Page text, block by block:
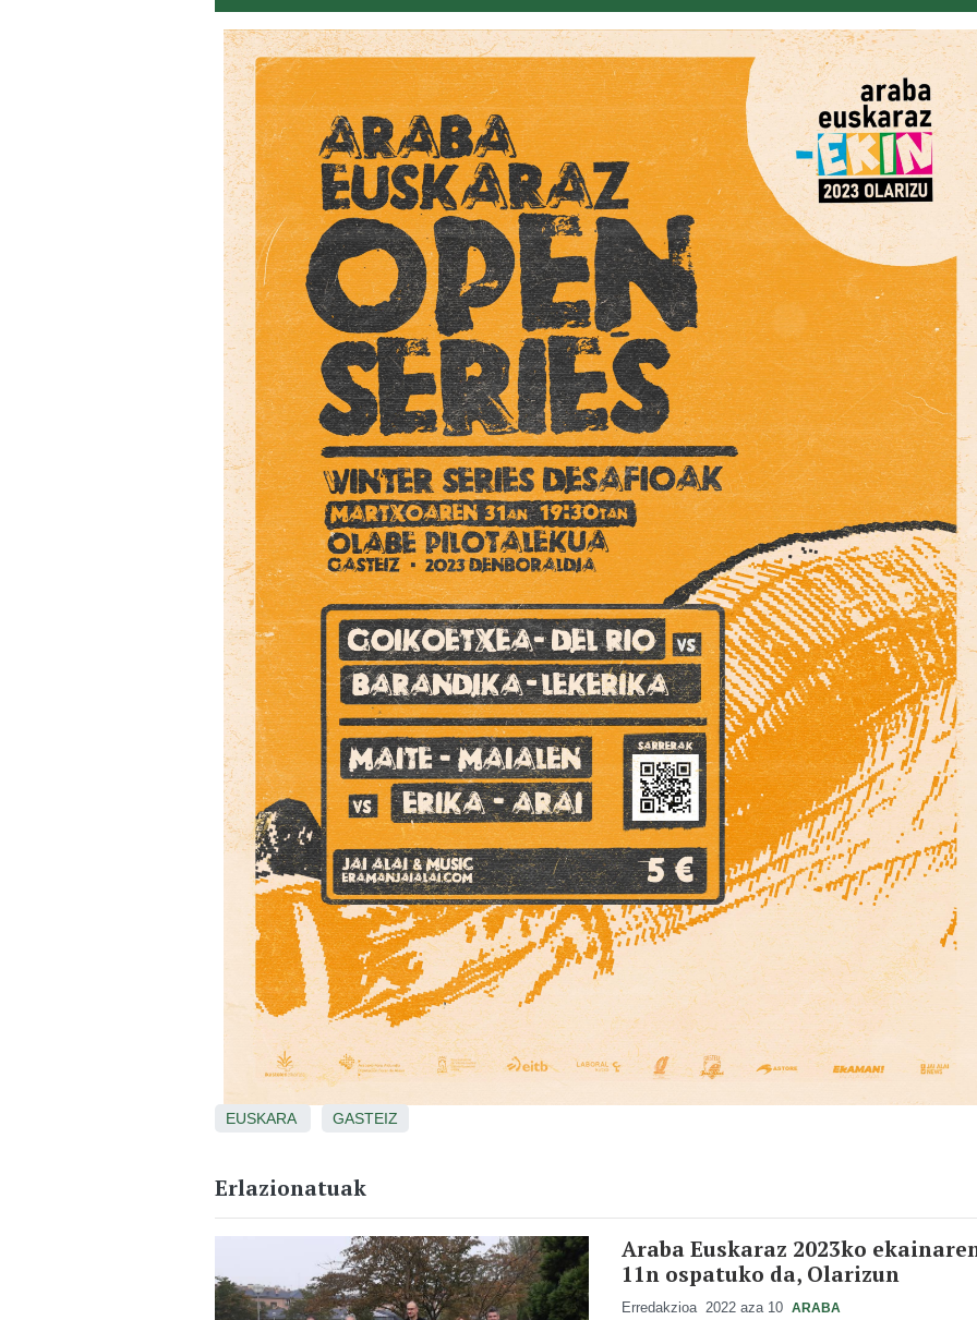
EUSKARA GASTEIZ
Erlazionatuak
Araba Euskaraz 2023ko
11n ospatuko da, Olarizun
Erredakzioa 2022 aza 10 ARABA